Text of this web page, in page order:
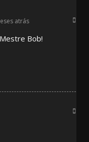
atrás
Bob!